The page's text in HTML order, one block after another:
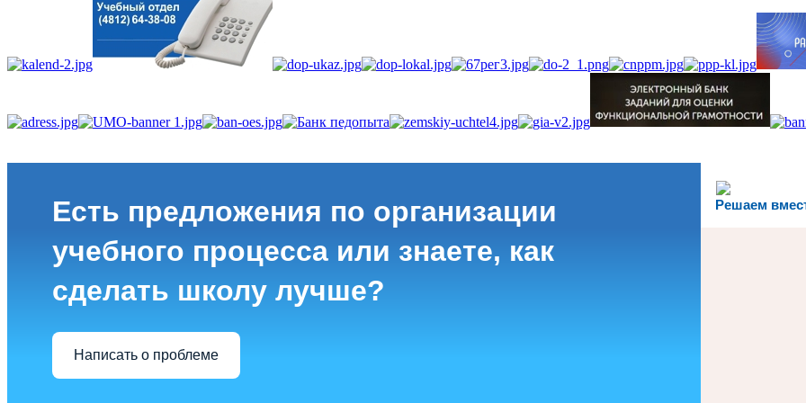
Решаем
Есть предложения по организации
учебного процесса или знаете, как
сделать школу лучше?
Написать о проблеме